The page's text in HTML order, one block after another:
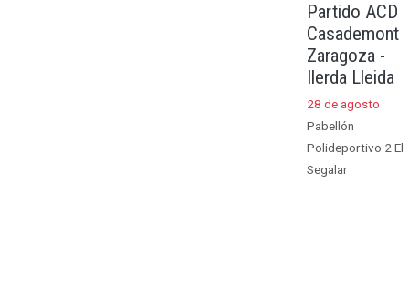
Partido ACD
Casademont
Zaragoza -
Ilerda Lleida
28 de agosto
Pabellón
Polideportivo 2 El
Segalar